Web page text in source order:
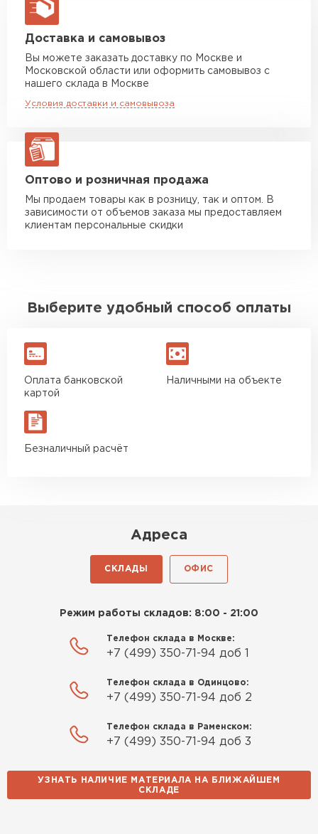
макс. длина груза 13,5 м
Манипулятор до 5 тн
Манипулятор до 10 тн
макс. длина груза 8 м
макс. длина груза 13,5 м
ЗАКАЗАТЬ С ДОСТАВКОЙ
Доставка и самовывоз
Вы можете заказать доставку по Москве и
Московской области или оформить самовывоз с
нашего склада в Москве
Условия доставки и самовывоза
Оптово и розничная продажа
Мы продаем товары как в розницу, так и оптом. В
зависимости от объемов заказа мы предоставляем
клиентам персональные скидки
Выберите удобный способ оплаты
Оплата банковской
картой
Наличными на объекте
Безналичный расчёт
Адреса
СКЛАДЫ ОФИС
Режим работы складов: 8:00 - 21:00
Телефон склада в Москве:
+7 (499) 350-71-94 доб 1
Телефон склада в Одинцово:
+7 (499) 350-71-94 доб 2
Телефон склада в Раменском:
+7 (499) 350-71-94 доб 3
УЗНАТЬ НАЛИЧИЕ МАТЕРИАЛА НА БЛИЖАЙШЕМ
СКЛАДЕ